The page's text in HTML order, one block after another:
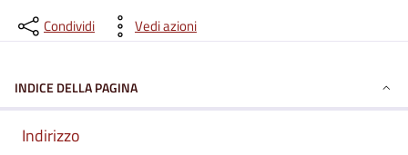
Condividi Vedi azioni
INDICE DELLA PAGINA
Indirizzo